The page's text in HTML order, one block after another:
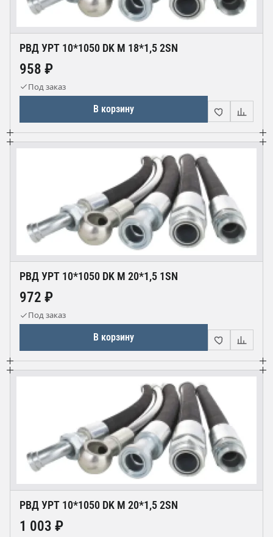
РВД УРТ 10*1050 DK М 18*1,5 2SN
958 ₽
Под заказ
В корзину
РВД УРТ 10*1050 DK М 20*1,5 1SN
972 ₽
Под заказ
В корзину
РВД УРТ 10*1050 DK М 20*1,5 2SN
1 003 ₽